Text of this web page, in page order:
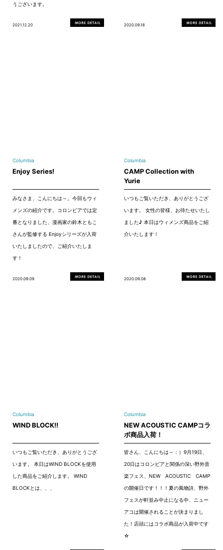
うございます。
2021.12.20 2020.09.18
Columbia
Enjoy Series!
みなさま、こんにちは～。今回もウィ
メンズの紹介です。コロンビアでは定
番となりました、漫画家の鈴木ともこ
さんが監修する Enjoyシリーズが入荷
いたしましたので、ご紹介いたしま
す！
2020.09.09
Columbia
CAMP Collection with
Yurie
いつもご覧いただき、ありがとうござ
います。 女性の皆様、お待たせいたし
ました♪ 本日はウィメンズ商品をご紹
介いたします！
2020.09.08
Columbia
WIND BLOCK!!
いつもご覧いただき、ありがとうござ
います。 本日はWIND BLOCKを使用
した商品をご紹介します。 WIND
BLOCKとは、、、
Columbia
NEW ACOUSTIC CAMPコラ
ボ商品入荷！
皆さん、こんにちは～：）9月19日、
20日はコロンビアと関係の深い野外音
楽フェス、NEW ACOUSTIC CAMP
の開催日です！！！夏の風物詩、野外
フェスが軒並み中止になる中、ニュー
アコは開催されることが決まりまし
た！店頭にはコラボ商品が入荷中です
☆